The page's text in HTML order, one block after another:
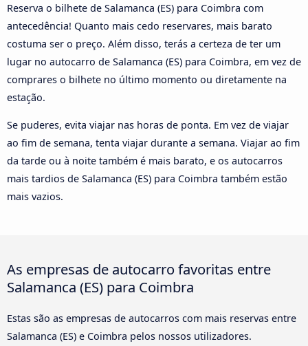
Reserva o bilhete de Salamanca (ES) para Coimbra com
antecedência! Quanto mais cedo reservares, mais barato
costuma ser o preço. Além disso, terás a certeza de ter um
lugar no autocarro de Salamanca (ES) para Coimbra, em vez de
comprares o bilhete no último momento ou diretamente na
estação.
Se puderes, evita viajar nas horas de ponta. Em vez de viajar
ao fim de semana, tenta viajar durante a semana. Viajar ao fim
da tarde ou à noite também é mais barato, e os autocarros
mais tardios de Salamanca (ES) para Coimbra também estão
mais vazios.
As empresas de autocarro favoritas entre
Salamanca (ES) para Coimbra
Estas são as empresas de autocarros com mais reservas entre
Salamanca (ES) e Coimbra pelos nossos utilizadores.